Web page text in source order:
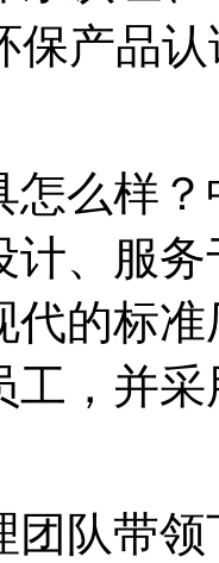
保产品
怎么样
计、服
代的标
工，并
团队带